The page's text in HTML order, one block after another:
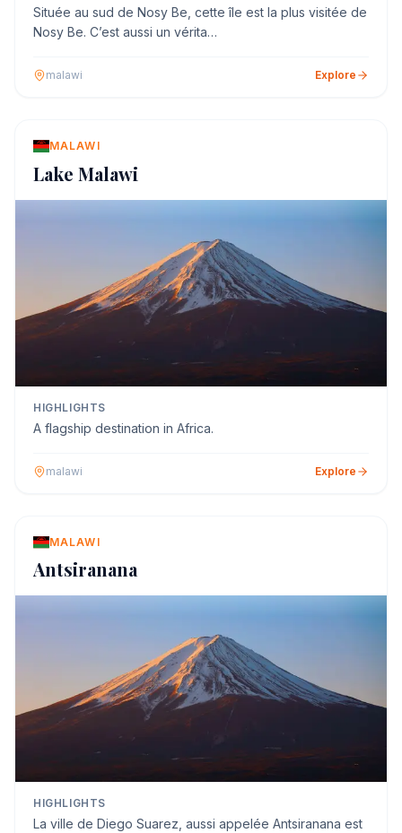
Située au sud de Nosy Be, cette île est la plus visitée de
Nosy Be. C’est aussi un vérita…
malawi Explore
MALAWI
Lake Malawi
HIGHLIGHTS
A flagship destination in Africa.
malawi Explore
MALAWI
Antsiranana
HIGHLIGHTS
La ville de Diego Suarez, aussi appelée Antsiranana est